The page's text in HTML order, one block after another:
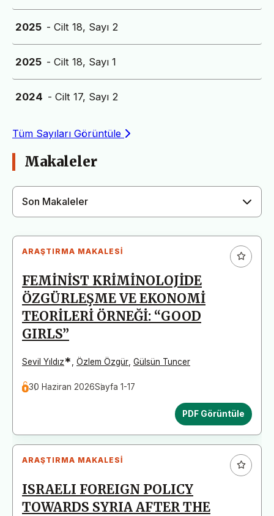
2025 - Cilt 18, Sayı 2
2025 - Cilt 18, Sayı 1
2024 - Cilt 17, Sayı 2
Tüm Sayıları Görüntüle
Makaleler
Son Makaleler
ARAŞTIRMA MAKALESI
FEMİNİST KRİMİNOLOJİDE
ÖZGÜRLEŞME VE EKONOMİ
TEORİLERİ ÖRNEĞİ: “GOOD
GIRLS”
Sevil Yıldız* Özlem Özgür Gülsün Tuncer
30 Haziran 2026Sayfa 1-17
PDF Görüntüle
ARAŞTIRMA MAKALESI
ISRAELI FOREIGN POLICY
TOWARDS SYRIA AFTER THE